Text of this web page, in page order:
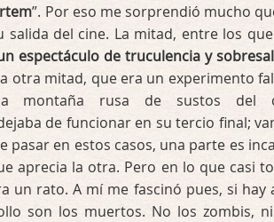
”. Por eso me sorprendió mucho
del cine. La mitad, entre los
espectáculo de truculencia y
otra mitad, que era un experimento
montaña rusa de sustos del
de funcionar en su tercio final;
pasar en estos casos, una parte es
aprecia la otra. Pero en lo que casi
un rato. A mí me fascinó pues, si hay
son los muertos. No los zombis,